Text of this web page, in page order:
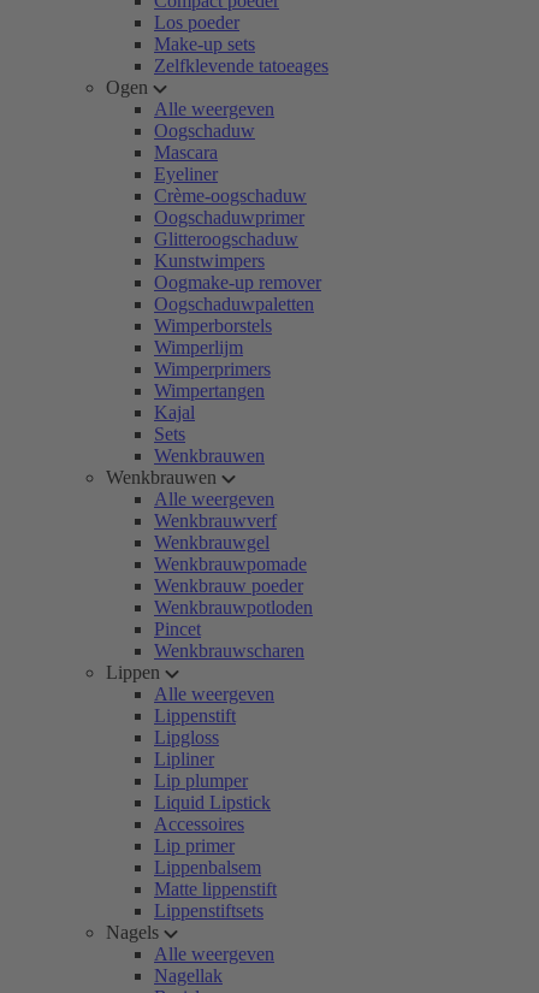
Los poeder
Make-up sets
Zelfklevende tatoeages
Ogen
Alle weergeven
Oogschaduw
Mascara
Eyeliner
Crème-oogschaduw
Oogschaduwprimer
Glitteroogschaduw
Kunstwimpers
Oogmake-up remover
Oogschaduwpaletten
Wimperborstels
Wimperlijm
Wimperprimers
Wimpertangen
Kajal
Sets
Wenkbrauwen
Wenkbrauwen
Alle weergeven
Wenkbrauwverf
Wenkbrauwgel
Wenkbrauwpomade
Wenkbrauw poeder
Wenkbrauwpotloden
Pincet
Wenkbrauwscharen
Lippen
Alle weergeven
Lippenstift
Lipgloss
Lipliner
Lip plumper
Liquid Lipstick
Accessoires
Lip primer
Lippenbalsem
Matte lippenstift
Lippenstiftsets
Nagels
Alle weergeven
Nagellak